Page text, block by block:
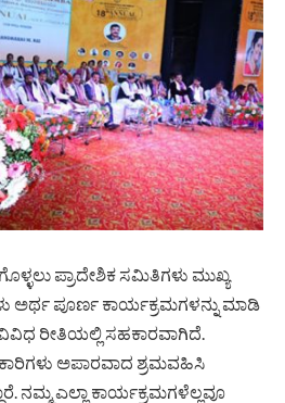
ಪ್ರಾದೇಶಿಕ ಸಮಿತಿಗಳು ಮುಖ್ಯ
ಅರ್ಥ ಪೂರ್ಣ ಕಾರ್ಯಕ್ರಮಗಳನ್ನು ಮಾಡಿ
ರೀತಿಯಲ್ಲಿ ಸಹಕಾರವಾಗಿದೆ.
ಅಪಾರವಾದ ಶ್ರಮವಹಿಸಿ
ನಮ್ಮ ಎಲ್ಲಾ ಕಾರ್ಯಕ್ರಮಗಳೆಲ್ಲವೂ